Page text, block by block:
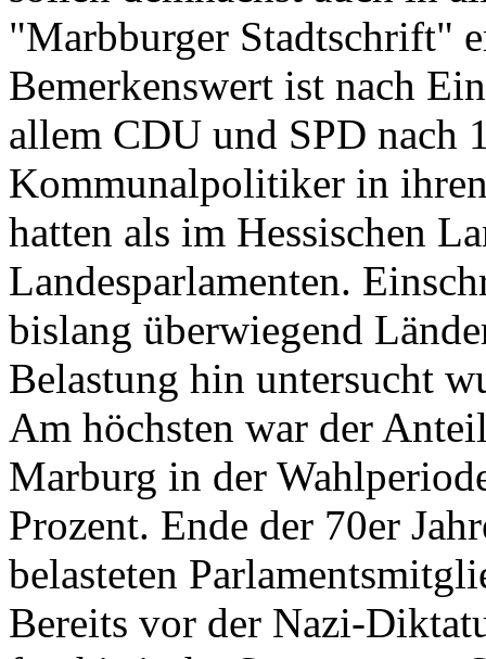
"Marbburger Stadtschrift"
Bemerkenswert ist nach
allem CDU und SPD nach
Kommunalpolitiker in
hatten als im Hessischen
Landesparlamenten.
bislang überwiegend
Belastung hin untersucht
Am höchsten war der
Marburg in der
Prozent. Ende der 70er
belasteten
Bereits vor der Nazi-